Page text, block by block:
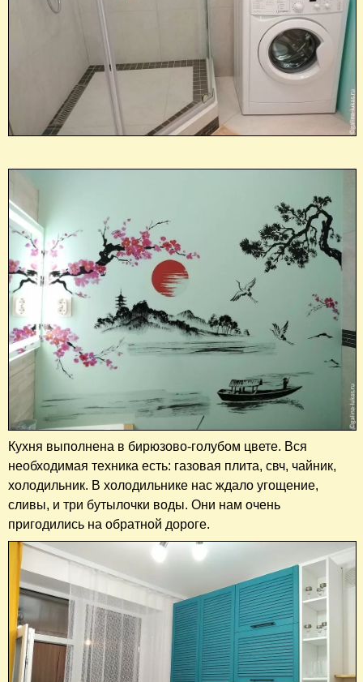
Кухня выполнена в бирюзово-голубом цвете. Вся
необходимая техника есть: газовая плита, свч, чайник,
холодильник. В холодильнике нас ждало угощение,
сливы, и три бутылочки воды. Они нам очень
пригодились на обратной дороге.